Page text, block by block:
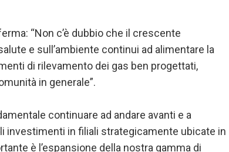
“Non c’è dubbio che il crescente
e sull’ambiente continui ad alimentare la
di rilevamento dei gas ben progettati,
in generale”.
continuare ad andare avanti e a
investimenti in filiali strategicamente ubicate in
è l’espansione della nostra gamma di